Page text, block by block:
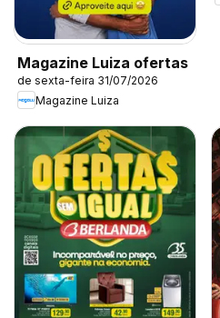
Magazine Luiza ofertas
de sexta-feira 31/07/2026
Magazine Luiza